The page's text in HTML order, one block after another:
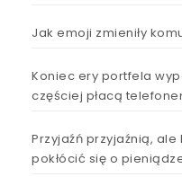
Jak emoji zmieniły
Koniec ery portfela
częściej płacą
Przyjaźń przyjaźnią, ale
pokłócić się o